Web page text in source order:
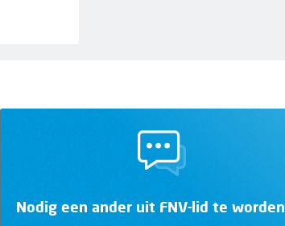
Nodig een ander uit FNV-lid te worden